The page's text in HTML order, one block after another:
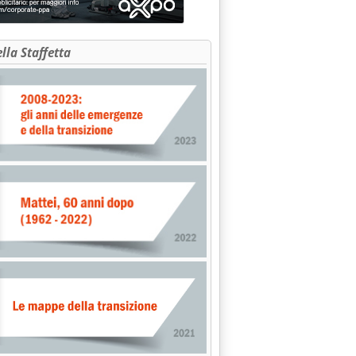
su reti elettriche, Green Deal e Carta dell'energia'
Staffetta